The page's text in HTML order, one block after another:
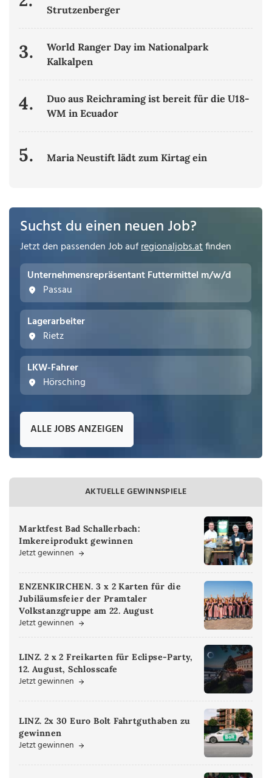
Strutzenberger
3.
World Ranger Day im Nationalpark
Kalkalpen
4.
Duo aus Reichraming ist bereit für die U18-
WM in Ecuador
5. Maria Neustift lädt zum Kirtag ein
Suchst du einen neuen Job?
Jetzt den passenden Job aufregionaljobs.atfinden
Unternehmensrepräsentant Futtermittel m/w/d
Passau
Lagerarbeiter
Rietz
LKW-Fahrer
Hörsching
ALLE JOBS ANZEIGEN
AKTUELLE GEWINNSPIELE
Marktfest Bad Schallerbach:
Imkereiprodukt gewinnen
Jetzt gewinnen
ENZENKIRCHEN. 3 x 2 Karten für die
Jubiläumsfeier der Pramtaler
Volkstanzgruppe am 22. August
Jetzt gewinnen
LINZ. 2 x 2 Freikarten für Eclipse-Party,
12. August, Schlosscafe
Jetzt gewinnen
LINZ. 2x 30 Euro Bolt Fahrtguthaben zu
gewinnen
Jetzt gewinnen